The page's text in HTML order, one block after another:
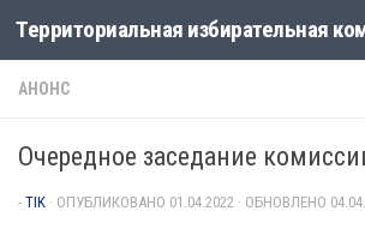
Перейти к содержимому
АНОНС
Очередное заседание
- TIK · ОПУБЛИКОВАНО 01.04.2022 · ОБНОВЛЕНО